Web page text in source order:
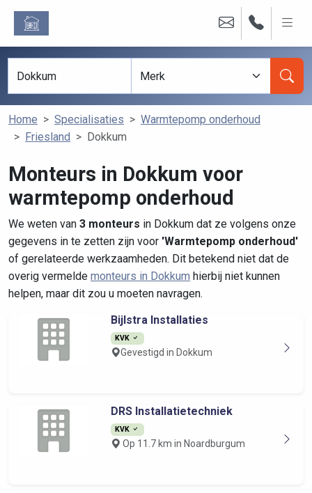
Home Specialisaties
Warmtepomp onderhoud
Friesland
Dokkum
Monteurs in Dokkum voor
warmtepomp onderhoud
We weten van 3 monteurs in Dokkum dat ze volgens onze
gegevens in te zetten zijn voor 'Warmtepomp onderhoud'
of gerelateerde werkzaamheden. Dit betekend niet dat de
overig vermelde monteurs in Dokkum hierbij niet kunnen
helpen, maar dit zou u moeten navragen.
Bijlstra Installaties
KVK
Gevestigd in Dokkum
DRS Installatietechniek
KVK
Op 11.7 km in Noardburgum